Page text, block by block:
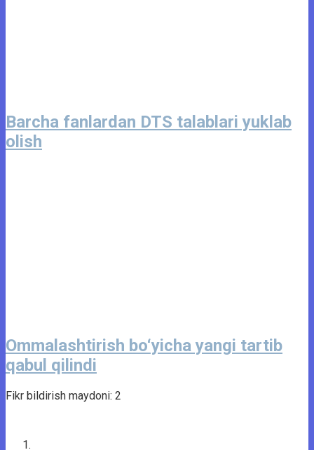
Barcha fanlardan DTS talablari yuklab
olish
Ommalashtirish bo‘yicha yangi tartib
qabul qilindi
Fikr bildirish maydoni: 2